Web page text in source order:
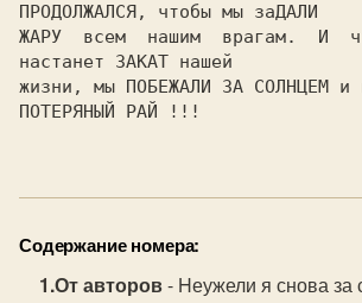
ПРОДОЛЖАЛСЯ, чтобы мы заДАЛИ
ЖАРУ  всем  нашим  врагам.  И
настанет ЗАКАТ нашей
жизни, мы ПОБЕЖАЛИ ЗА СОЛНЦЕМ и
ПОТЕРЯНЫЙ РАЙ !!!
Содержание номера:
От авторов- Hеужели я снова за